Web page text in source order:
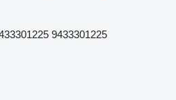
9433301225